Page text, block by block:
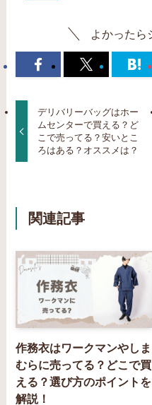
よかったら
デリバリーバッグはホー
ムセンターで買える？ど
こで売ってる？安いとこ
ろはある？オススメは？
関連記事
作務衣はワークマンやしま
むらに売ってる？どこで買
える？選び方のポイントを
解説！